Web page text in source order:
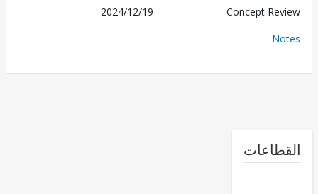
Concept
2024/12/19